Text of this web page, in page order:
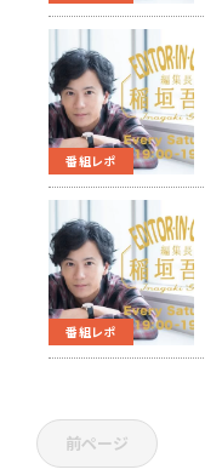
番組レポ
番組レポ
前ページ